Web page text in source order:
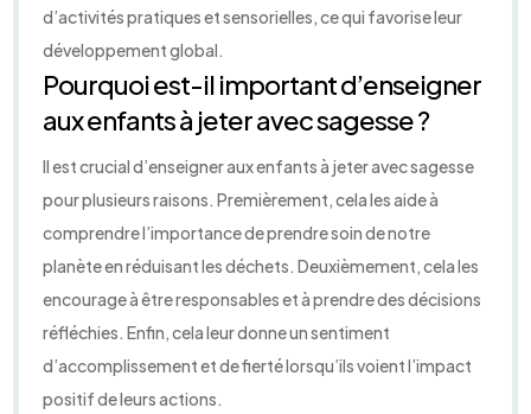
d’activités pratiques et sensorielles, ce qui favorise leur
développement global.
Pourquoi est-il important d’enseigner
aux enfants à jeter avec sagesse ?
Il est crucial d’enseigner aux enfants à jeter avec sagesse
pour plusieurs raisons. Premièrement, cela les aide à
comprendre l’importance de prendre soin de notre
planète en réduisant les déchets. Deuxièmement, cela les
encourage à être responsables et à prendre des décisions
réfléchies. Enfin, cela leur donne un sentiment
d’accomplissement et de fierté lorsqu’ils voient l’impact
positif de leurs actions.